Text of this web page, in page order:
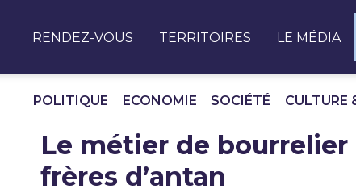
RENDEZ-VOUS TERRITOIRES LE MÉDIA
POLITIQUE ECONOMIE SOCIÉTÉ CULTURE
Le métier de bourrelier
frères d’antan